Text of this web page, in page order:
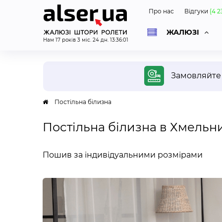
Нам 17 років 3 міс. 24 дн. 13:36:02
Про нас Відгуки (4
ЖАЛЮЗІ
Замовляйте
Постільна білизна
Постільна білизна в
Пошив за індивідуальними розмірами